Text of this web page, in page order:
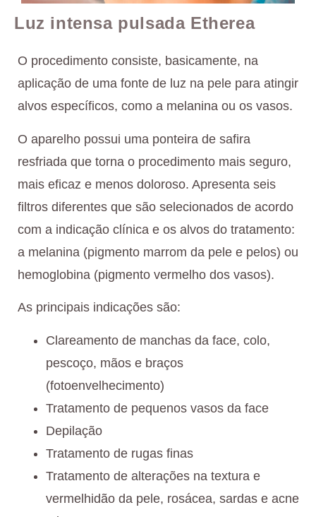
Luz intensa pulsada Etherea
O procedimento consiste, basicamente, na
aplicação de uma fonte de luz na pele para atingir
alvos específicos, como a melanina ou os vasos.
O aparelho possui uma ponteira de safira
resfriada que torna o procedimento mais seguro,
mais eficaz e menos doloroso. Apresenta seis
filtros diferentes que são selecionados de acordo
com a indicação clínica e os alvos do tratamento:
a melanina (pigmento marrom da pele e pelos) ou
hemoglobina (pigmento vermelho dos vasos).
As principais indicações são:
Clareamento de manchas da face, colo,
pescoço, mãos e braços
(fotoenvelhecimento)
Tratamento de pequenos vasos da face
Depilação
Tratamento de rugas finas
Tratamento de alterações na textura e
vermelhidão da pele, rosácea, sardas e acne